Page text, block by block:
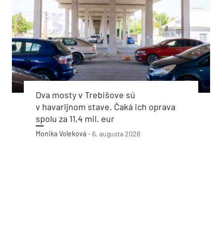
Dva mosty v Trebišove sú
v havarijnom stave. Čaká ich oprava
spolu za 11,4 mil. eur
Monika Voleková- 6. augusta 2026